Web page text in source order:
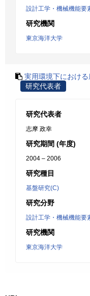
設計工学・機械機能要
研究機関
東京海洋大学
実用環境下におけ
研究代表者
研究代表者
志摩 政幸
研究期間 (年度)
2004 – 2006
研究種目
基盤研究(C)
研究分野
設計工学・機械機能要
研究機関
東京海洋大学